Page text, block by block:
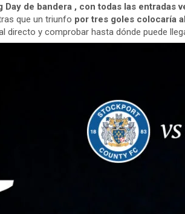
de bandera , con todas las entradas
que un triunfo por tres goles colocaría
y comprobar hasta dónde puede